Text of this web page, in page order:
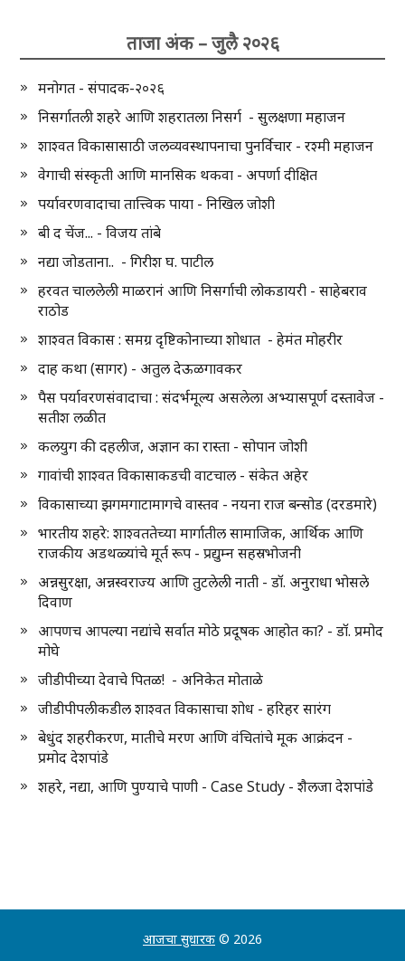
ताजा अंक – जुलै २०२६
मनोगत - संपादक-२०२६
निसर्गातली शहरे आणि शहरातला निसर्ग - सुलक्षणा महाजन
शाश्वत विकासासाठी जलव्यवस्थापनाचा पुनर्विचार - रश्मी महाजन
वेगाची संस्कृती आणि मानसिक थकवा - अपर्णा दीक्षित
पर्यावरणवादाचा तात्त्विक पाया - निखिल जोशी
बी द चेंज... - विजय तांबे
नद्या जोडताना.. - गिरीश घ. पाटील
हरवत चाललेली माळरानं आणि निसर्गाची लोकडायरी - साहेबराव
राठोड
शाश्वत विकास : समग्र दृष्टिकोनाच्या शोधात - हेमंत मोहरीर
दाह कथा (सागर) - अतुल देऊळगावकर
पैस पर्यावरणसंवादाचा : संदर्भमूल्य असलेला अभ्यासपूर्ण दस्तावेज -
सतीश लळीत
कलयुग की दहलीज, अज्ञान का रास्ता - सोपान जोशी
गावांची शाश्वत विकासाकडची वाटचाल - संकेत अहेर
विकासाच्या झगमगाटामागचे वास्तव - नयना राज बन्सोड (दरडमारे)
भारतीय शहरे: शाश्वततेच्या मार्गातील सामाजिक, आर्थिक आणि
राजकीय अडथळ्यांचे मूर्त रूप - प्रद्युम्न सहस्रभोजनी
अन्नसुरक्षा, अन्नस्वराज्य आणि तुटलेली नाती - डॉ. अनुराधा भोसले
दिवाण
आपणच आपल्या नद्यांचे सर्वात मोठे प्रदूषक आहोत का? - डॉ. प्रमोद
मोघे
जीडीपीच्या देवाचे पितळ! - अनिकेत मोताळे
जीडीपीपलीकडील शाश्वत विकासाचा शोध - हरिहर सारंग
बेधुंद शहरीकरण, मातीचे मरण आणि वंचितांचे मूक आक्रंदन -
प्रमोद देशपांडे
शहरे, नद्या, आणि पुण्याचे पाणी - Case Study - शैलजा देशपांडे
आजचा सुधारक © 2026